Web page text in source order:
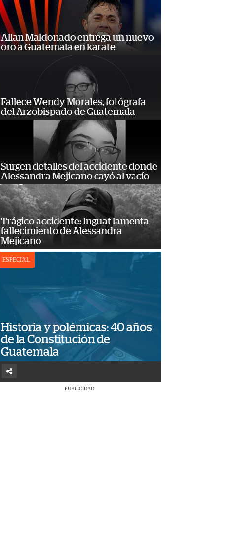
Allan Maldonado entrega un nuevo
oro a Guatemala en karate
Fallece Wendy Morales, fotógrafa
del Arzobispado de Guatemala
Surgen detalles del accidente donde
Alessandra Mejicano cayó al vacío
Trágico accidente: Inguat lamenta
fallecimiento de Alessandra
Mejicano
ESPECIAL
Historia y polémicas: 40 años
de la Constitución de
Guatemala
PUBLICIDAD